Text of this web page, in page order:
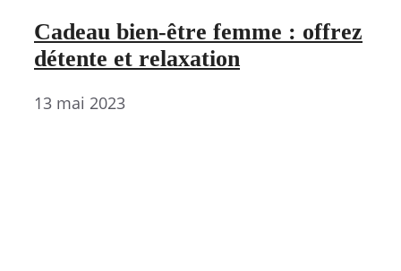
Cadeau bien-être femme : offrez
détente et relaxation
13 mai 2023